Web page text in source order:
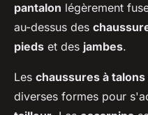
pantalon légèrement
au-dessus des
pieds et des jambes.
Les chaussures à
diverses formes pour